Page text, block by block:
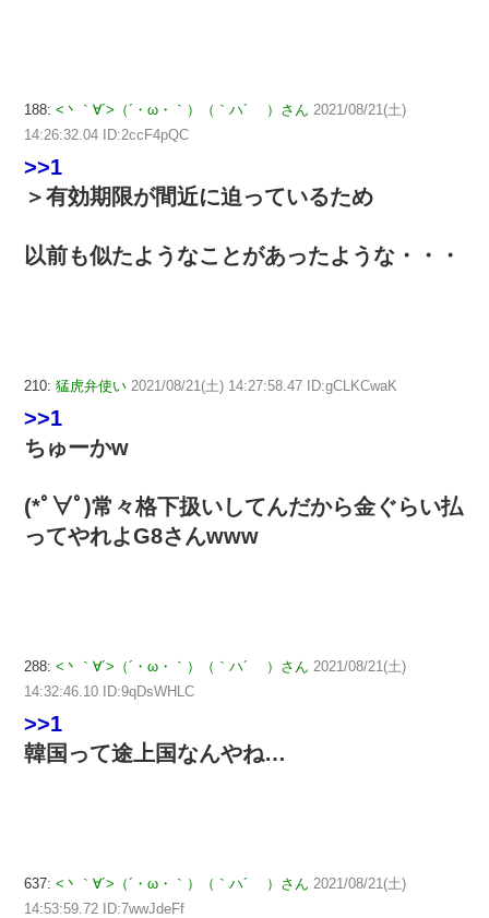
188: <丶｀∀´>（´・ω・｀）（｀ハ´ ）さん 2021/08/21(土)
14:26:32.04 ID:2ccF4pQC
>>1
＞有効期限が間近に迫っているため
以前も似たようなことがあったような・・・
210: 猛虎弁使い 2021/08/21(土) 14:27:58.47 ID:gCLKCwaK
>>1
ちゅーかw
(*ﾟ∀ﾟ)常々格下扱いしてんだから金ぐらい払
ってやれよG8さんwww
288: <丶｀∀´>（´・ω・｀）（｀ハ´ ）さん 2021/08/21(土)
14:32:46.10 ID:9qDsWHLC
>>1
韓国って途上国なんやね…
637: <丶｀∀´>（´・ω・｀）（｀ハ´ ）さん 2021/08/21(土)
14:53:59.72 ID:7wwJdeFf